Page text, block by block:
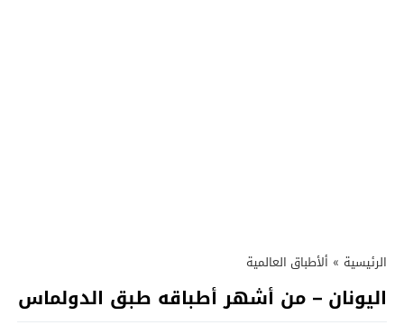
الرئيسية » ألأطباق العالمية
اليونان – من أشهر أطباقه طبق الدولماس